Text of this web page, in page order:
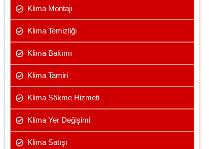
Klima Montajı
Klima Temizliği
Klima Bakımı
Klima Tamiri
Klima Sökme Hizmeti
Klima Yer Değişimi
Klima Satışı